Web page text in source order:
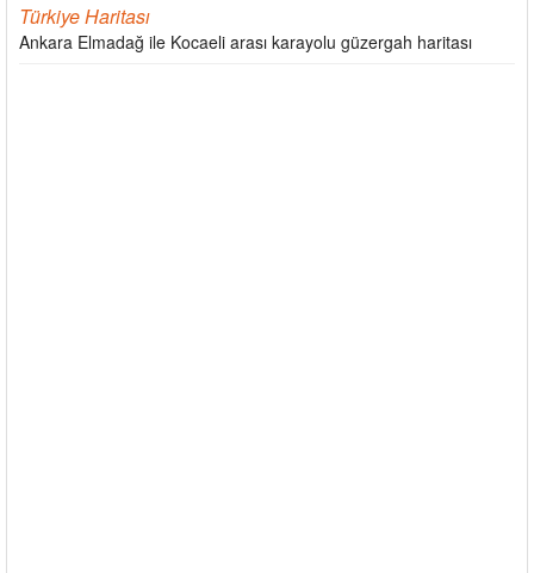
Türkiye Haritası
Ankara Elmadağ ile Kocaeli arası karayolu güzergah haritası